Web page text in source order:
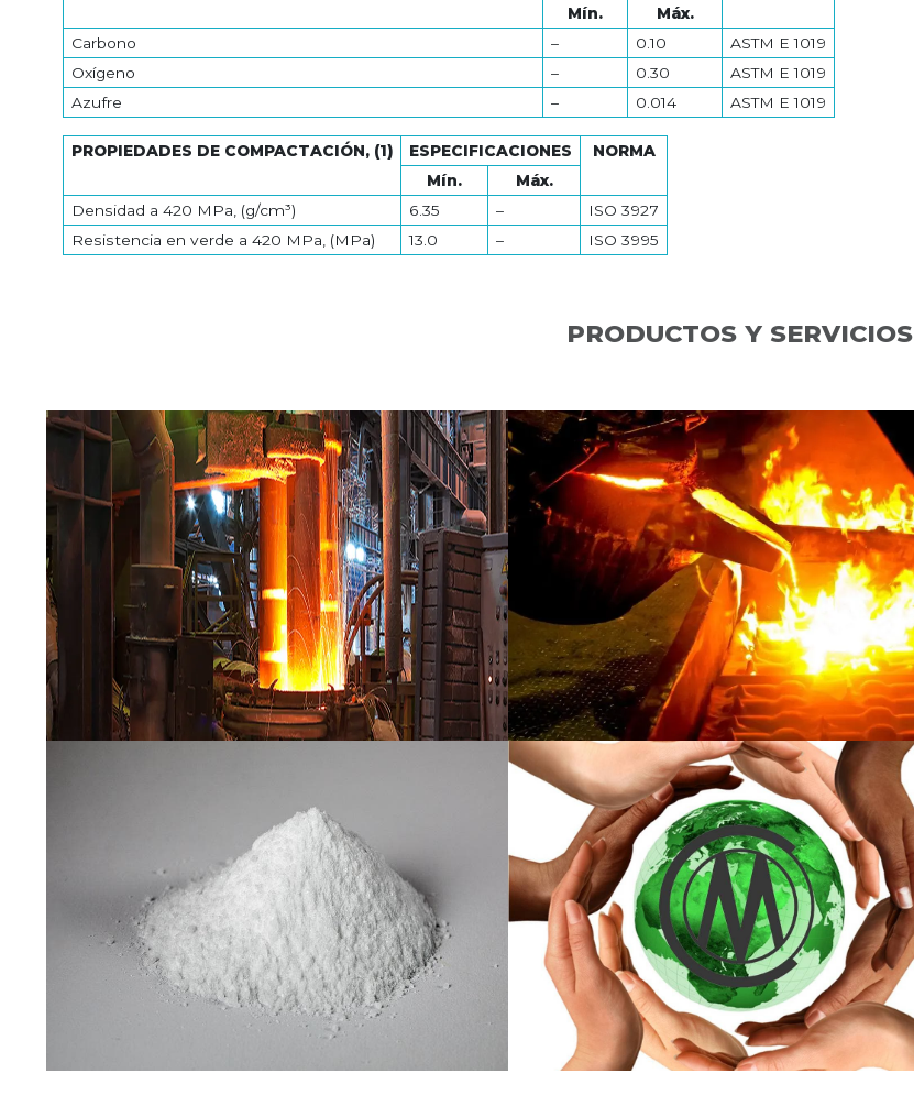
Mín.
Máx.
Carbono
– 0.10
ASTM E 1019
Oxígeno
– 0.30
ASTM E 1019
Azufre
– 0.014 ASTM E 1019
PROPIEDADES DE COMPACTACIÓN, (1) ESPECIFICACIONES
NORMA
Mín.
Máx.
Densidad a 420 MPa, (g/cm³)
6.35 –
ISO 3927
Resistencia en verde a 420 MPa, (MPa)
13.0 – ISO 3995
PRODUCTOS Y SERVICIOS
PRODUCTOS PARA ACERÍA PRODUCTOS PARA FUNDICIÓN
PRODUCTOS QUÍMICOS SERVICIOS DE RECICLADO